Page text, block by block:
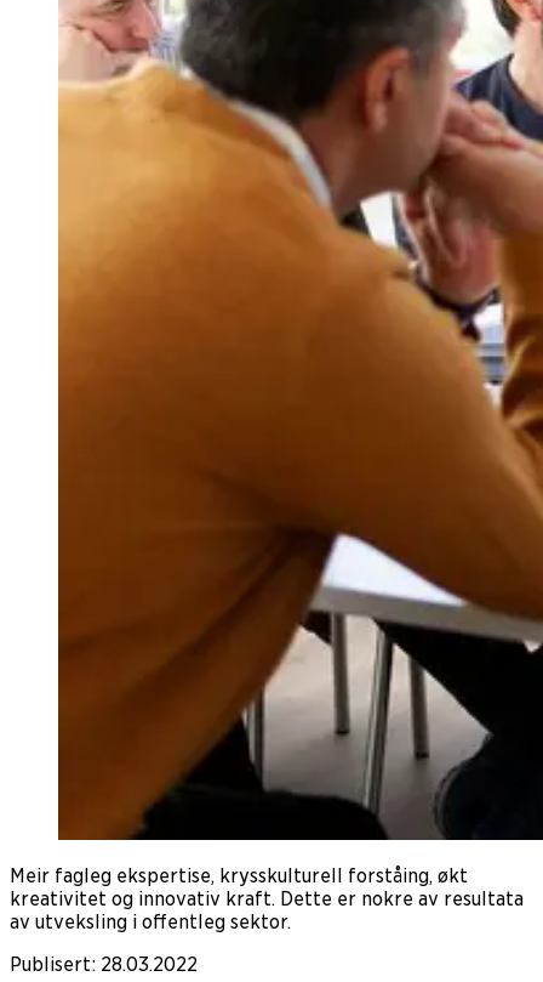
Meir fagleg ekspertise, krysskulturell forståing, økt
kreativitet og innovativ kraft. Dette er nokre av resultata
av utveksling i offentleg sektor.
Publisert: 28.03.2022